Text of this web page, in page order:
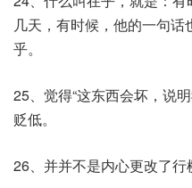
几天，有时候，他的一句
乎。
25、觉得“这东西会坏，说
贬低。
26、并并不是内心更改了行